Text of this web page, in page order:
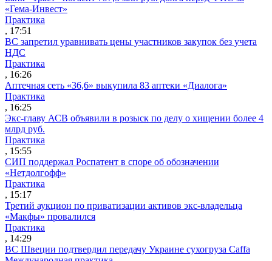
«Гема-Инвест»
Практика
, 17:51
ВС запретил уравнивать цены участников закупок без учета
НДС
Практика
, 16:26
Аптечная сеть «36,6» выкупила 83 аптеки «Диалога»
Практика
, 16:25
Экс-главу АСВ объявили в розыск по делу о хищении более 4
млрд руб.
Практика
, 15:55
СИП поддержал Роспатент в споре об обозначении
«Нетдолгофф»
Практика
, 15:17
Третий аукцион по приватизации активов экс-владельца
«Макфы» провалился
Практика
, 14:29
ВС Швеции подтвердил передачу Украине сухогруза Caffa